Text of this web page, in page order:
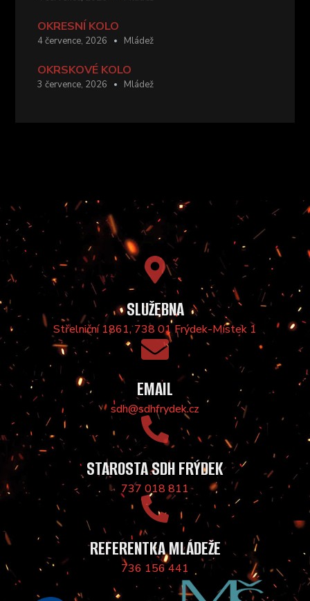
OKRESNÍ KOLO
4 července, 2026 Mládež
OKRSKOVÉ KOLO
3 července, 2026 Mládež
SLUŽEBNA
Střelniční 1861, 738 01 Frýdek-Místek 1
EMAIL
sdh@sdhfrydek.cz
STAROSTA SDH FRÝDEK
737 018 811
REFERENTKA MLÁDEŽE
736 156 441